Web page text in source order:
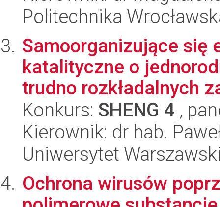
Politechnika
Samoorganizujące się
katalityczne o
trudno rozkładalnych
Konkurs: SHENG 4 ,
Kierownik: dr hab.
Uniwersytet
Ochrona wirusów